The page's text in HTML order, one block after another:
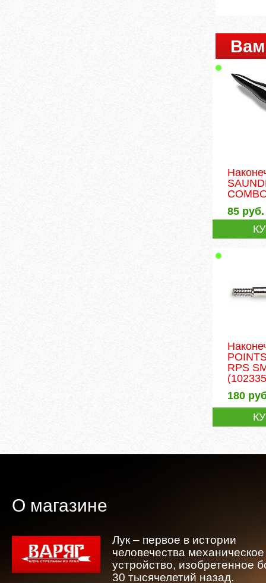
85 руб.
RPS
180
О магазине
Лук – первое в истории
человечества механическое
устройство, изобретенное
30 тысячелетий назад.